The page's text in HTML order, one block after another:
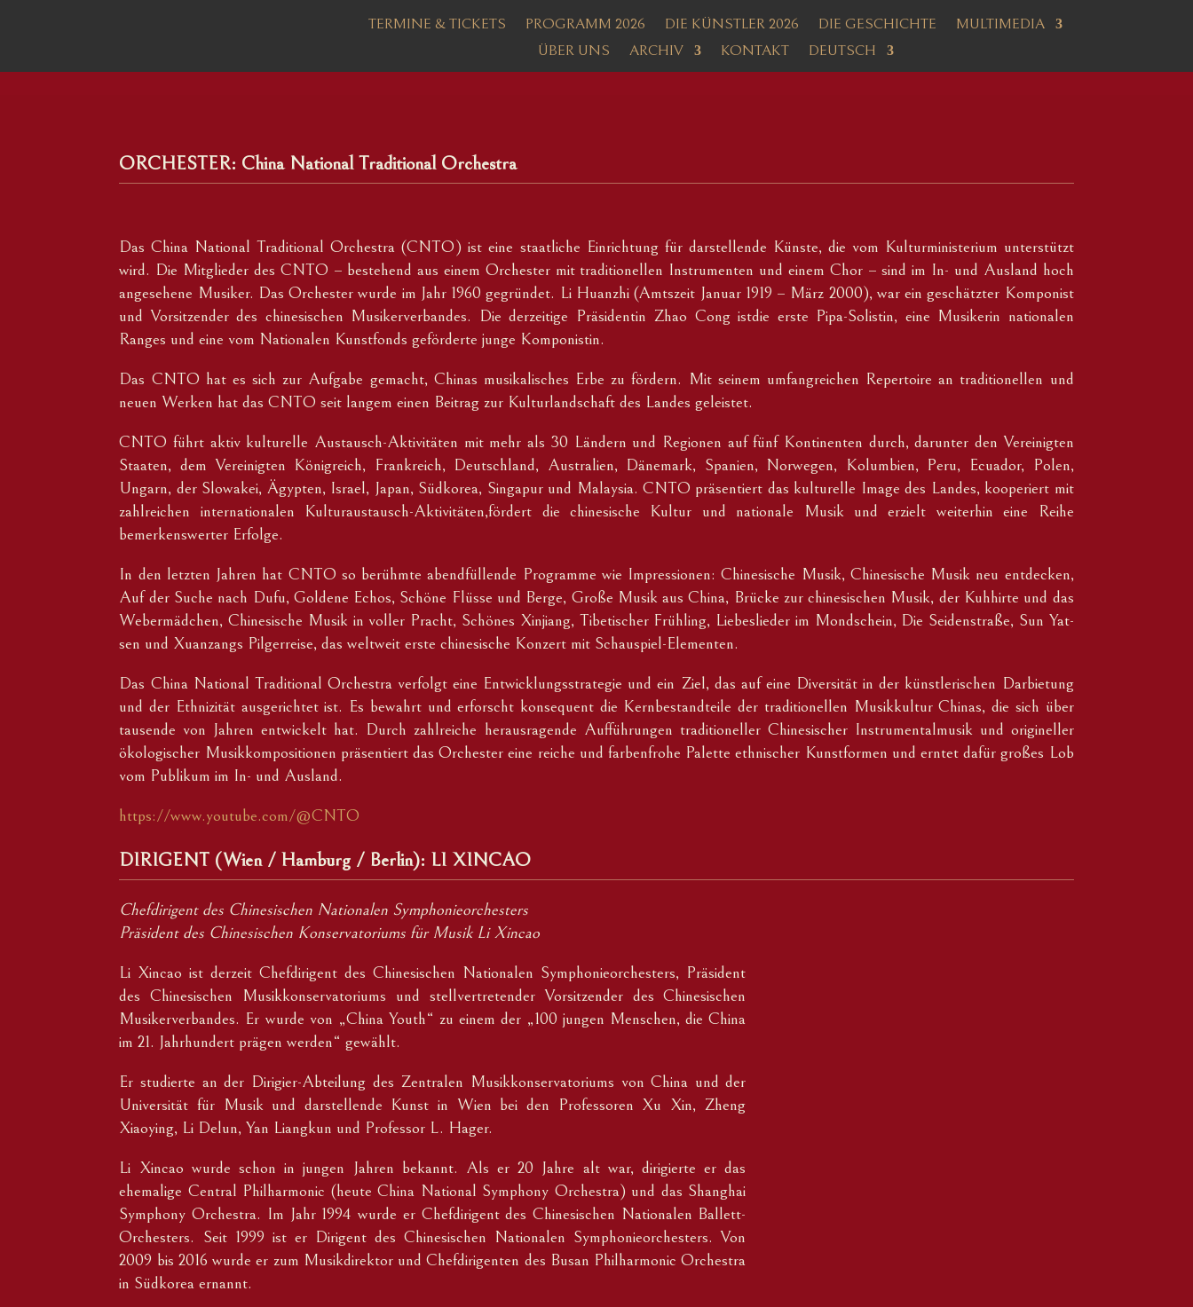
TERMINE & TICKETS PROGRAMM 2026 DIE KÜNSTLER 2026 DIE GESCHICHTE
MULTIMEDIA
ÜBER UNS
ARCHIV KONTAKT DEUTSCH
ORCHESTER: China National Traditional Orchestra
Das China National Traditional Orchestra (CNTO) ist eine staatliche Einrichtung für darstellende Künste, die vom Kulturministerium unterstützt
wird. Die Mitglieder des CNTO – bestehend aus einem Orchester mit traditionellen Instrumenten und einem Chor – sind im In- und Ausland hoch
angesehene Musiker. Das Orchester wurde im Jahr 1960 gegründet. Li Huanzhi (Amtszeit Januar 1919 – März 2000), war ein geschätzter Komponist
und Vorsitzender des chinesischen Musikerverbandes. Die derzeitige Präsidentin Zhao Cong istdie erste Pipa-Solistin, eine Musikerin nationalen
Ranges und eine vom Nationalen Kunstfonds geförderte junge Komponistin.
Das CNTO hat es sich zur Aufgabe gemacht, Chinas musikalisches Erbe zu fördern. Mit seinem umfangreichen Repertoire an traditionellen und
neuen Werken hat das CNTO seit langem einen Beitrag zur Kulturlandschaft des Landes geleistet.
CNTO führt aktiv kulturelle Austausch-Aktivitäten mit mehr als 30 Ländern und Regionen auf fünf Kontinenten durch, darunter den Vereinigten
Staaten, dem Vereinigten Königreich, Frankreich, Deutschland, Australien, Dänemark, Spanien, Norwegen, Kolumbien, Peru, Ecuador, Polen,
Ungarn, der Slowakei, Ägypten, Israel, Japan, Südkorea, Singapur und Malaysia. CNTO präsentiert das kulturelle Image des Landes, kooperiert mit
zahlreichen internationalen Kulturaustausch-Aktivitäten,fördert die chinesische Kultur und nationale Musik und erzielt weiterhin eine Reihe
bemerkenswerter Erfolge.
In den letzten Jahren hat CNTO so berühmte abendfüllende Programme wie Impressionen: Chinesische Musik, Chinesische Musik neu entdecken,
Auf der Suche nach Dufu, Goldene Echos, Schöne Flüsse und Berge, Große Musik aus China, Brücke zur chinesischen Musik, der Kuhhirte und das
Webermädchen, Chinesische Musik in voller Pracht, Schönes Xinjiang, Tibetischer Frühling, Liebeslieder im Mondschein, Die Seidenstraße, Sun Yat-
sen und Xuanzangs Pilgerreise, das weltweit erste chinesische Konzert mit Schauspiel-Elementen.
Das China National Traditional Orchestra verfolgt eine Entwicklungsstrategie und ein Ziel, das auf eine Diversität in der künstlerischen Darbietung
und der Ethnizität ausgerichtet ist. Es bewahrt und erforscht konsequent die Kernbestandteile der traditionellen Musikkultur Chinas, die sich über
tausende von Jahren entwickelt hat. Durch zahlreiche herausragende Aufführungen traditioneller Chinesischer Instrumentalmusik und origineller
ökologischer Musikkompositionen präsentiert das Orchester eine reiche und farbenfrohe Palette ethnischer Kunstformen und erntet dafür großes Lob
vom Publikum im In- und Ausland.
https://www.youtube.com/@CNTO
DIRIGENT (Wien / Hamburg / Berlin): LI XINCAO
Chefdirigent des Chinesischen Nationalen Symphonieorchesters
Präsident des Chinesischen Konservatoriums für Musik Li Xincao
Li Xincao ist derzeit Chefdirigent des Chinesischen Nationalen Symphonieorchesters, Präsident
des Chinesischen Musikkonservatoriums und stellvertretender Vorsitzender des Chinesischen
Musikerverbandes. Er wurde von „China Youth“ zu einem der „100 jungen Menschen, die China
im 21. Jahrhundert prägen werden“ gewählt.
Er studierte an der Dirigier-Abteilung des Zentralen Musikkonservatoriums von China und der
Universität für Musik und darstellende Kunst in Wien bei den Professoren Xu Xin, Zheng
Xiaoying, Li Delun, Yan Liangkun und Professor L. Hager.
Li Xincao wurde schon in jungen Jahren bekannt. Als er 20 Jahre alt war, dirigierte er das
ehemalige Central Philharmonic (heute China National Symphony Orchestra) und das Shanghai
Symphony Orchestra. Im Jahr 1994 wurde er Chefdirigent des Chinesischen Nationalen Ballett-
Orchesters. Seit 1999 ist er Dirigent des Chinesischen Nationalen Symphonieorchesters. Von
2009 bis 2016 wurde er zum Musikdirektor und Chefdirigenten des Busan Philharmonic Orchestra
in Südkorea ernannt.